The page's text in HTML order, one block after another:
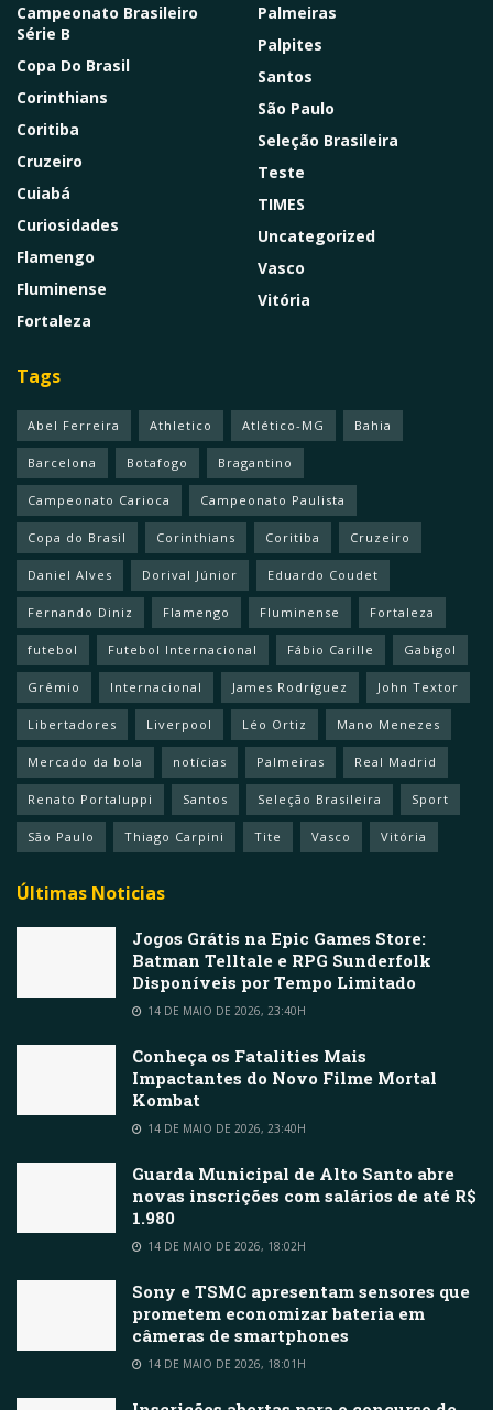
Campeonato Brasileiro
Série B
Copa Do Brasil
Corinthians
Coritiba
Cruzeiro
Cuiabá
Curiosidades
Flamengo
Fluminense
Fortaleza
Palmeiras
Palpites
Santos
São Paulo
Seleção Brasileira
Teste
TIMES
Uncategorized
Vasco
Vitória
Tags
Abel Ferreira Athletico Atlético-MG Bahia
Barcelona Botafogo Bragantino
Campeonato Carioca Campeonato Paulista
Copa do Brasil Corinthians Coritiba Cruzeiro
Daniel Alves Dorival Júnior Eduardo Coudet
Fernando Diniz Flamengo Fluminense Fortaleza
futebol Futebol Internacional Fábio Carille Gabigol
Grêmio Internacional James Rodríguez John Textor
Libertadores Liverpool Léo Ortiz Mano Menezes
Mercado da bola notícias Palmeiras Real Madrid
Renato Portaluppi Santos Seleção Brasileira Sport
São Paulo Thiago Carpini Tite Vasco Vitória
Últimas Noticias
Jogos Grátis na Epic Games Store:
Batman Telltale e RPG Sunderfolk
Disponíveis por Tempo Limitado
14 DE MAIO DE 2026, 23:40H
Conheça os Fatalities Mais
Impactantes do Novo Filme Mortal
Kombat
14 DE MAIO DE 2026, 23:40H
Guarda Municipal de Alto Santo abre
novas inscrições com salários de até R$
1.980
14 DE MAIO DE 2026, 18:02H
Sony e TSMC apresentam sensores que
prometem economizar bateria em
câmeras de smartphones
14 DE MAIO DE 2026, 18:01H